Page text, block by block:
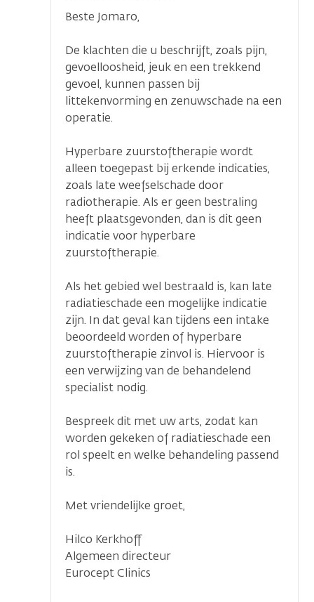
Beste Jomaro,
De klachten die u beschrijft, zoals pijn,
gevoelloosheid, jeuk en een trekkend
gevoel, kunnen passen bij
littekenvorming en zenuwschade na een
operatie.
Hyperbare zuurstoftherapie wordt
alleen toegepast bij erkende indicaties,
zoals late weefselschade door
radiotherapie. Als er geen bestraling
heeft plaatsgevonden, dan is dit geen
indicatie voor hyperbare
zuurstoftherapie.
Als het gebied wel bestraald is, kan late
radiatieschade een mogelijke indicatie
zijn. In dat geval kan tijdens een intake
beoordeeld worden of hyperbare
zuurstoftherapie zinvol is. Hiervoor is
een verwijzing van de behandelend
specialist nodig.
Bespreek dit met uw arts, zodat kan
worden gekeken of radiatieschade een
rol speelt en welke behandeling passend
is.
Met vriendelijke groet,
Hilco Kerkhoff
Algemeen directeur
Eurocept Clinics